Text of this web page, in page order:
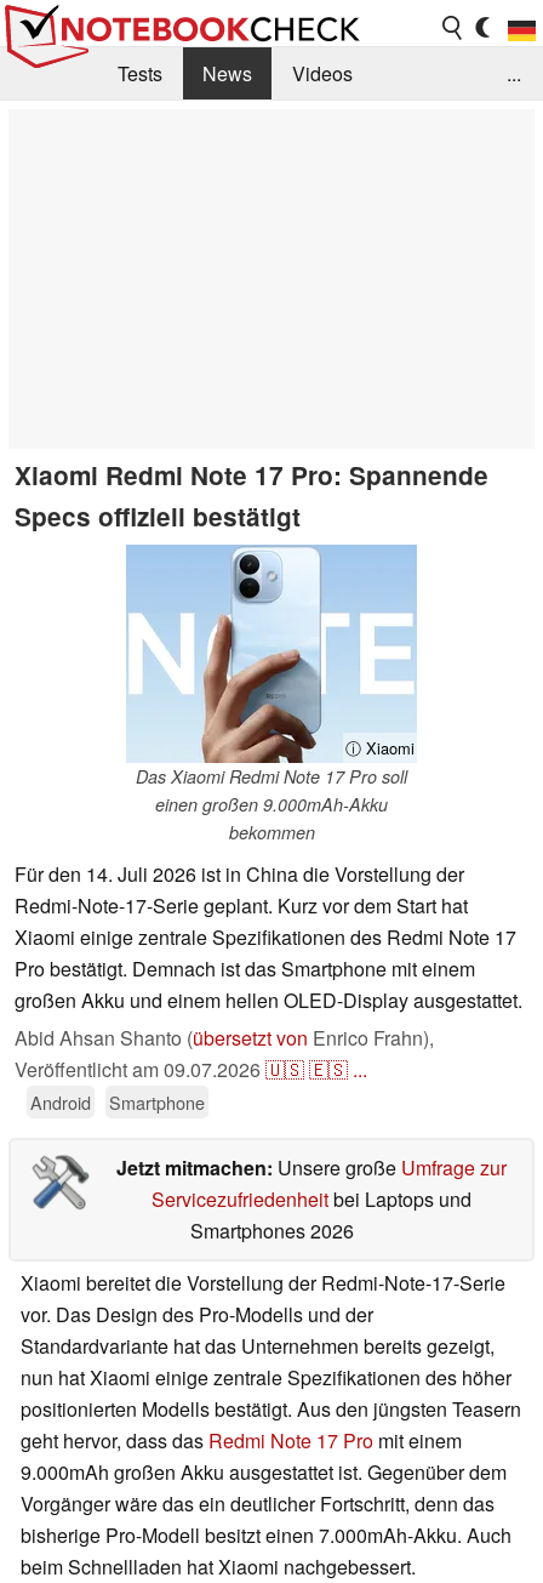
Tests News
Videos
...
Xiaomi Redmi Note 17 Pro: Spannende
Specs offiziell bestätigt
ⓘ Xiaomi
Das Xiaomi Redmi Note 17 Pro soll
einen großen 9.000mAh-Akku
bekommen
Für den 14. Juli 2026 ist in China die Vorstellung der
Redmi-Note-17-Serie geplant. Kurz vor dem Start hat
Xiaomi einige zentrale Spezifikationen des Redmi Note 17
Pro bestätigt. Demnach ist das Smartphone mit einem
großen Akku und einem hellen OLED-Display ausgestattet.
Abid Ahsan Shanto (übersetzt von Enrico Frahn),
Veröffentlicht am09.07.2026🇺🇸🇪🇸 ...
Android Smartphone
Jetzt mitmachen: Unsere große Umfrage zur
Servicezufriedenheitbei Laptops und
Smartphones 2026
Xiaomi bereitet die Vorstellung der Redmi-Note-17-Serie
vor. Das Design des Pro-Modells und der
Standardvariante hat das Unternehmen bereits gezeigt,
nun hat Xiaomi einige zentrale Spezifikationen des höher
positionierten Modells bestätigt. Aus den jüngsten Teasern
geht hervor, dass das Redmi Note 17 Pro mit einem
9.000mAh großen Akku ausgestattet ist. Gegenüber dem
Vorgänger wäre das ein deutlicher Fortschritt, denn das
bisherige Pro-Modell besitzt einen 7.000mAh-Akku. Auch
beim Schnellladen hat Xiaomi nachgebessert.